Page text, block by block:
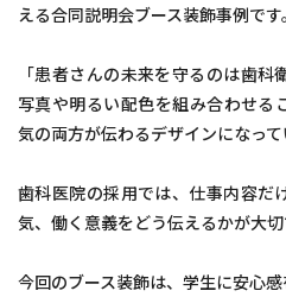
える合同説明会ブース装飾事例です。
「患者さんの未来を守るのは歯科
写真や明るい配色を組み合わせる
気の両方が伝わるデザインになって
歯科医院の採用では、仕事内容だ
気、働く意義をどう伝えるかが大切
今回のブース装飾は、学生に安心